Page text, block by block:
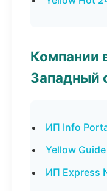
Компании
Западный
ИП Info
Yellow
ИП Express